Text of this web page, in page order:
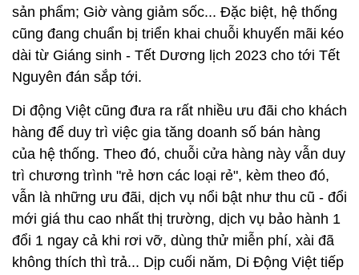
sản phẩm; Giờ vàng giảm sốc... Đặc biệt, hệ thống
cũng đang chuẩn bị triển khai chuỗi khuyến mãi kéo
dài từ Giáng sinh - Tết Dương lịch 2023 cho tới Tết
Nguyên đán sắp tới.
Di động Việt cũng đưa ra rất nhiều ưu đãi cho khách
hàng để duy trì việc gia tăng doanh số bán hàng
của hệ thống. Theo đó, chuỗi cửa hàng này vẫn duy
trì chương trình "rẻ hơn các loại rẻ", kèm theo đó,
vẫn là những ưu đãi, dịch vụ nổi bật như thu cũ - đổi
mới giá thu cao nhất thị trường, dịch vụ bảo hành 1
đổi 1 ngay cả khi rơi vỡ, dùng thử miễn phí, xài đã
không thích thì trả... Dịp cuối năm, Di Động Việt tiếp